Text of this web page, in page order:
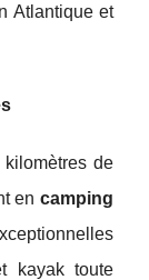
Atlantique et
de
en camping
kayak toute